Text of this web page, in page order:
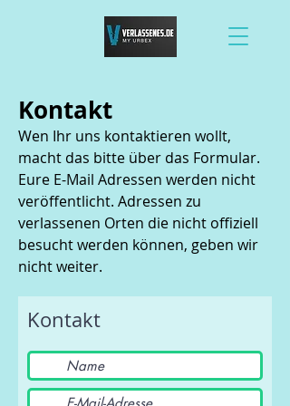
​Kontakt
Wen Ihr uns kontaktieren wollt,
macht das bitte über das Formular.
Eure E-Mail Adressen werden nicht
veröffentlicht. Adressen zu
verlassenen Orten die nicht offiziell
besucht werden können, geben wir
nicht weiter.
Kontakt